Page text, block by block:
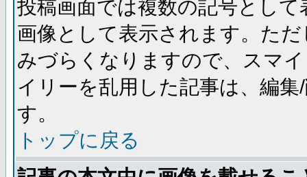
投稿画面では複数の記号とし
画像として表示されます。た
みづらくなりますので、スマ
イリーを乱用した記事は、編
す。
トップに戻る